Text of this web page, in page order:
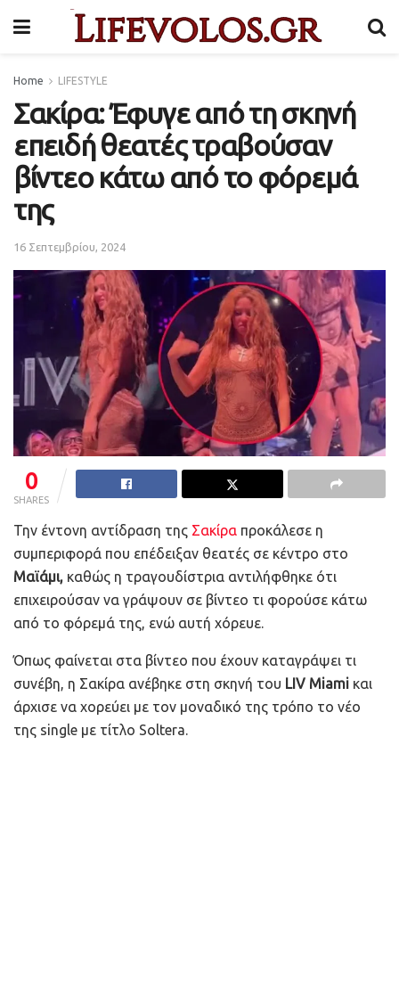
Home LIFESTYLE
Σακίρα: Έφυγε από τη σκηνή
επειδή θεατές τραβούσαν
βίντεο κάτω από το φόρεμά
της
16 Σεπτεμβρίου, 2024
0
SHARES
Την έντονη αντίδραση της Σακίρα προκάλεσε η
συμπεριφορά που επέδειξαν θεατές σε κέντρο στο
Μαϊάμι, καθώς η τραγουδίστρια αντιλήφθηκε ότι
επιχειρούσαν να γράψουν σε βίντεο τι φορούσε κάτω
από το φόρεμά της, ενώ αυτή χόρευε.
Όπως φαίνεται στα βίντεο που έχουν καταγράψει τι
συνέβη, η Σακίρα ανέβηκε στη σκηνή του LIV Miami και
άρχισε να χορεύει με τον μοναδικό της τρόπο το νέο
της single με τίτλο Soltera.